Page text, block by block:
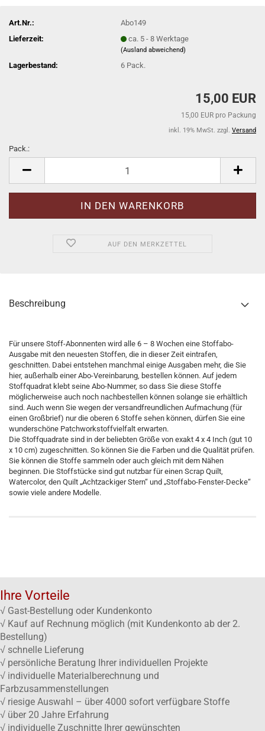
Art.Nr.:
Abo149
Lieferzeit:
ca. 5 - 8 Werktage
(Ausland abweichend)
Lagerbestand: 6 Pack.
15,00 EUR
15,00 EUR pro Packung
inkl. 19% MwSt. zzgl. Versand
Pack.:
AUF DEN MERKZETTEL
Beschreibung
Für unsere Stoff-Abonnenten wird alle 6 – 8 Wochen eine Stoffabo-
Ausgabe mit den neuesten Stoffen, die in dieser Zeit eintrafen,
geschnitten. Dabei entstehen manchmal einige Ausgaben mehr, die Sie
hier, außerhalb einer Abo-Vereinbarung, bestellen können. Auf jedem
Stoffquadrat klebt seine Abo-Nummer, so dass Sie diese Stoffe
möglicherweise auch noch nachbestellen können solange sie erhältlich
sind. Auch wenn Sie wegen der versandfreundlichen Aufmachung (für
einen Großbrief) nur die oberen 6 Stoffe sehen können, dürfen Sie eine
wunderschöne Patchworkstoffvielfalt erwarten.
Die Stoffquadrate sind in der beliebten Größe von exakt 4 x 4 Inch (gut 10
x 10 cm) zugeschnitten. So können Sie die Farben und die Qualität prüfen.
Sie können die Stoffe sammeln oder auch gleich mit dem Nähen
beginnen. Die Stoffstücke sind gut nutzbar für einen Scrap Quilt,
Watercolor, den Quilt „Achtzackiger Stern“ und „Stoffabo-Fenster-Decke“
sowie viele andere Modelle.
Ihre Vorteile
√ Gast-Bestellung oder Kundenkonto
√ Kauf auf Rechnung möglich (mit Kundenkonto ab der 2.
Bestellung)
√ schnelle Lieferung
√ persönliche Beratung Ihrer individuellen Projekte
√ individuelle Materialberechnung und
Farbzusammenstellungen
√ riesige Auswahl – über 4000 sofort verfügbare Stoffe
√ über 20 Jahre Erfahrung
√ individuelle Zuschnitte Ihrer gewünschten